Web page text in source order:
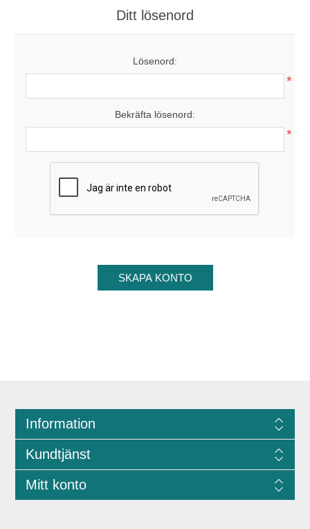
Ditt lösenord
Lösenord:
*
Bekräfta lösenord:
*
Information
Kundtjänst
Mitt konto